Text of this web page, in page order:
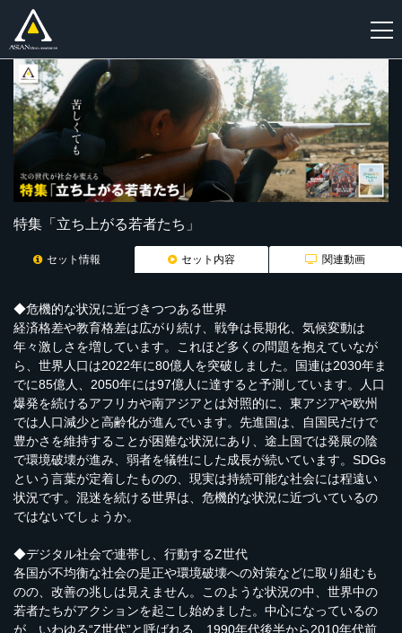
特集「立ち上がる若者たち」
セット情報 セット内容 関連動画
◆危機的な状況に近づきつつある世界
経済格差や教育格差は広がり続け、戦争は長期化、気候変動は
年々激しさを増しています。これほど多くの問題を抱えていなが
ら、世界人口は2022年に80億人を突破しました。国連は2030年ま
でに85億人、2050年には97億人に達すると予測しています。人口
爆発を続けるアフリカや南アジアとは対照的に、東アジアや欧州
では人口減少と高齢化が進んでいます。先進国は、自国民だけで
豊かさを維持することが困難な状況にあり、途上国では発展の陰
で環境破壊が進み、弱者を犠牲にした成長が続いています。SDGs
という言葉が定着したものの、現実は持続可能な社会には程遠い
状況です。混迷を続ける世界は、危機的な状況に近づいているの
ではないでしょうか。
◆デジタル社会で連帯し、行動するZ世代
各国が不均衡な社会の是正や環境破壊への対策などに取り組むも
のの、改善の兆しは見えません。このような状況の中、世界中の
若者たちがアクションを起こし始めました。中心になっているの
が、いわゆる“Z世代”と呼ばれる、1990年代後半から2010年代前